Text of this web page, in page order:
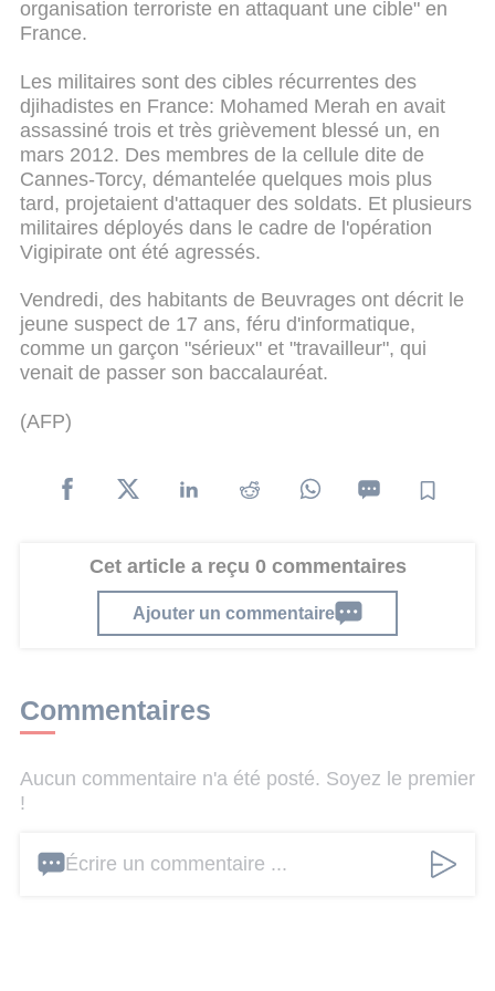
organisation terroriste en attaquant une cible" en
France.
Les militaires sont des cibles récurrentes des
djihadistes en France: Mohamed Merah en avait
assassiné trois et très grièvement blessé un, en
mars 2012. Des membres de la cellule dite de
Cannes-Torcy, démantelée quelques mois plus
tard, projetaient d'attaquer des soldats. Et plusieurs
militaires déployés dans le cadre de l'opération
Vigipirate ont été agressés.
Vendredi, des habitants de Beuvrages ont décrit le
jeune suspect de 17 ans, féru d'informatique,
comme un garçon "sérieux" et "travailleur", qui
venait de passer son baccalauréat.
(AFP)
Cet article a reçu 0 commentaires
Ajouter un commentaire
Commentaires
Aucun commentaire n'a été posté. Soyez le premier
!
Écrire un commentaire ...